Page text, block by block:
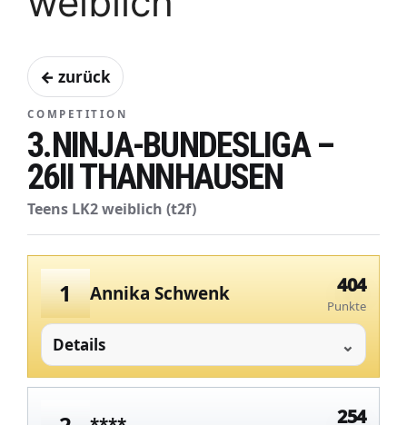
← zurück
COMPETITION
3.NINJA-BUNDESLIGA –
26II THANNHAUSEN
Teens LK2 weiblich (t2f)
1 Annika Schwenk 404
Punkte
Details
254